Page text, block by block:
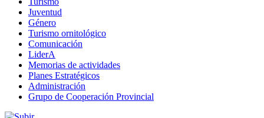
Juventud
Género
Turismo ornitológico
Comunicación
LiderA
Memorias de actividades
Planes Estratégicos
Administración
Grupo de Cooperación Provincial